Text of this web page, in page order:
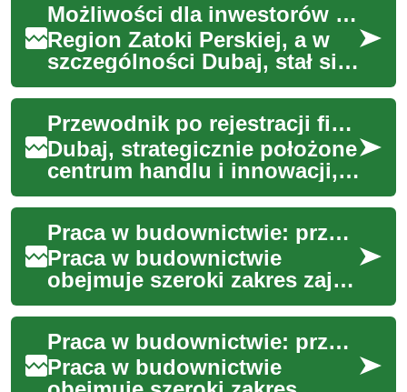
Możliwości dla inwestorów w regionie Zatoki
Region Zatoki Perskiej, a w
szczególności Dubaj, stał się
globalnym centrum
przyciągającym inwestorów i
przedsiębiorc...
Przewodnik po rejestracji firmy w Dubaju
Dubaj, strategicznie położone
centrum handlu i innowacji,
od dawna fascynuje
przedsiębiorców z całego
świata. Jego dy...
Praca w budownictwie: przewodnik dla pracowników
Praca w budownictwie
obejmuje szeroki zakres zajęć
— od prac ziemnych i
murarskich, przez instalacje,
aż po zarządzan...
Praca w budownictwie: przewodnik dla kandydatów
Praca w budownictwie